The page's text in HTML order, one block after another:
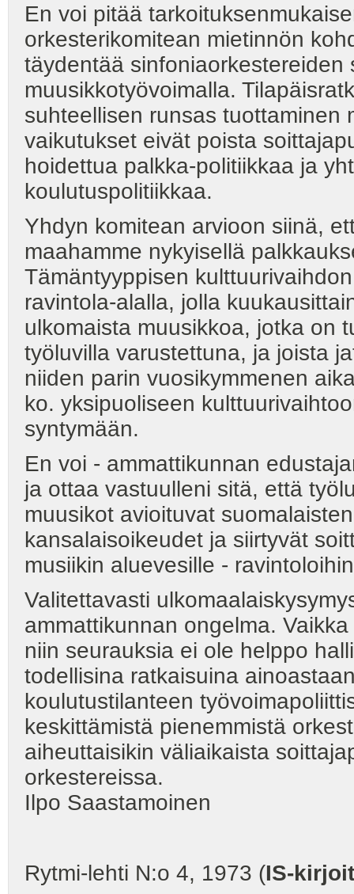
En voi pitää
orkesterikomitean mietinnön
täydentää
muusikkotyövoimalla.
suhteellisen runsas tuottaminen
vaikutukset eivät poista
hoidettua palkka-politiikkaa ja
koulutuspolitiikkaa.
Yhdyn komitean arvioon siinä,
maahamme nykyisellä
Tämäntyyppisen
ravintola-alalla, jolla
ulkomaista muusikkoa, jotka on
työluvilla varustettuna, ja joista
niiden parin vuosikymmenen
ko. yksipuoliseen
syntymään.
En voi - ammattikunnan
ja ottaa vastuulleni sitä, että
muusikot avioituvat
kansalaisoikeudet ja siirtyvät
musiikin aluevesille -
Valitettavasti
ammattikunnan ongelma.
niin seurauksia ei ole helppo
todellisina ratkaisuina
koulutustilanteen
keskittämistä pienemmistä
aiheuttaisikin väliaikaista
orkestereissa.
Ilpo Saastamoinen
Rytmi-lehti N:o 4, 1973 (IS-